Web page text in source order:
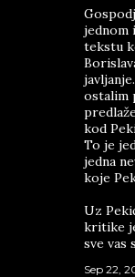
jednom
tekstu
ostalim
kod
To je
jedna
koje
Uz
kritike
sve vas
Sep 22,